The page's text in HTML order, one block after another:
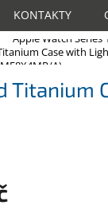
KONTAKTY
Apple Watch Series
Case with
A)
Titanium